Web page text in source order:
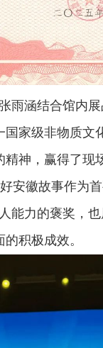
雨涵结合馆内
家级非物质文
神，赢得了现
安徽故事作为
能力的褒奖，
积极成效。